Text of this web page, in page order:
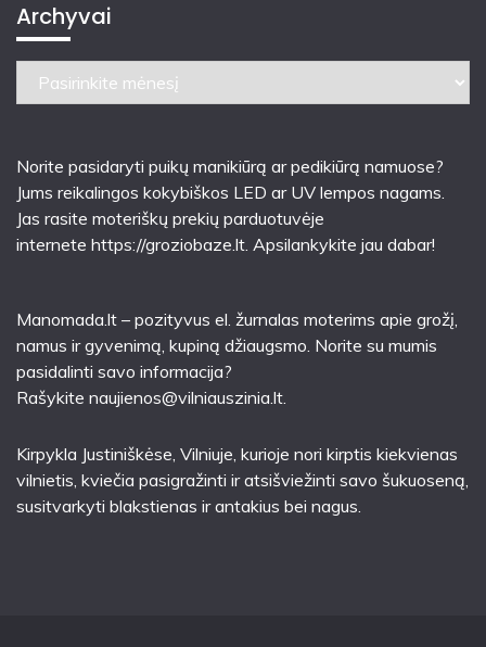
Archyvai
Archyvai
Norite pasidaryti puikų manikiūrą ar pedikiūrą namuose?
Jums reikalingos kokybiškos LED ar UV lempos nagams.
Jas rasite moteriškų prekių parduotuvėje
internete https://groziobaze.lt . Apsilankykite jau dabar!
Manomada.lt – pozityvus el. žurnalas moterims apie grožį,
namus ir gyvenimą, kupiną džiaugsmo. Norite su mumis
pasidalinti savo informacija?
Rašykite naujienos@vilniauszinia.lt
Kirpykla Justiniškėse, Vilniuje, kurioje nori kirptis kiekvienas
vilnietis, kviečia pasigražinti ir atsišviežinti savo šukuoseną,
susitvarkyti blakstienas ir antakius bei nagus.